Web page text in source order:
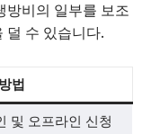
방비의 일부를 보조
덜 수 있습니다.
법
및 오프라인 신청